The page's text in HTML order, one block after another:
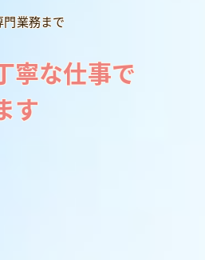
業務まで
寧な仕事で
す